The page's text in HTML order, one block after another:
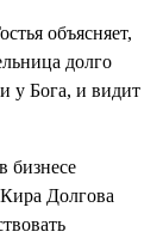
объясняет,
долго
у Бога, и видит
бизнесе
Долгова